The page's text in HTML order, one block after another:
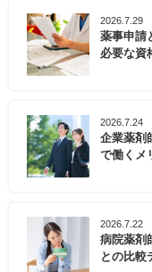
2026.7.29
薬事申請
必要な資
2026.7.24
企業薬剤
で働くメ
2026.7.22
病院薬剤
との比較